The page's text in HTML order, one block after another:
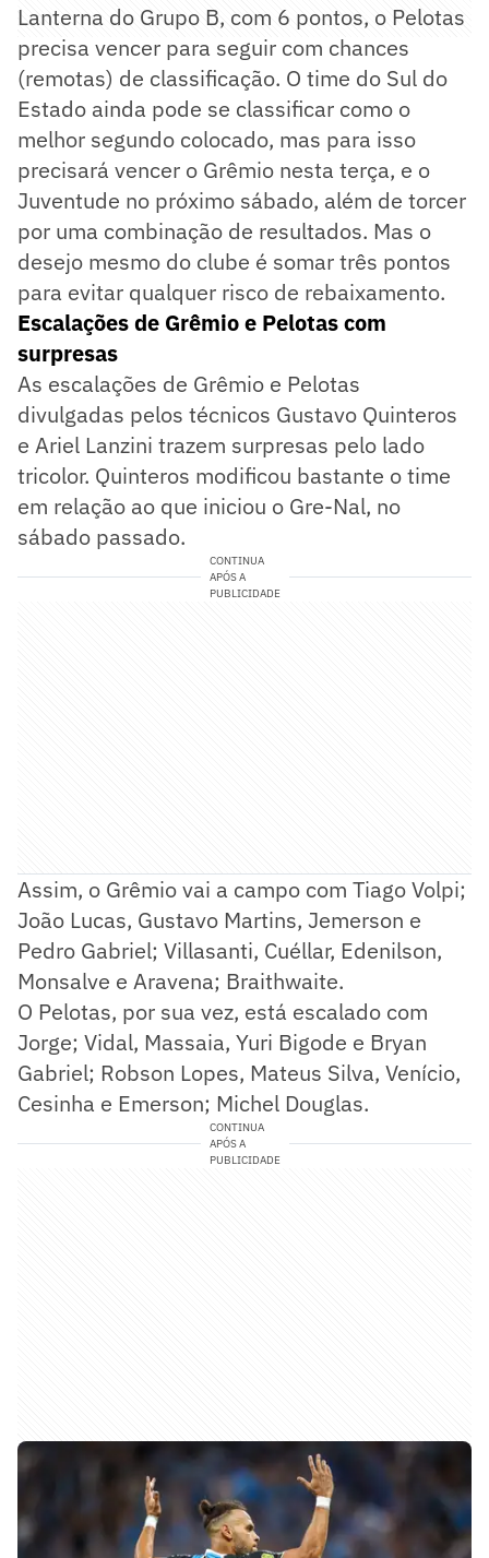
Lanterna do Grupo B, com 6 pontos, o Pelotas
precisa vencer para seguir com chances
(remotas) de classificação. O time do Sul do
Estado ainda pode se classificar como o
melhor segundo colocado, mas para isso
precisará vencer o Grêmio nesta terça, e o
Juventude no próximo sábado, além de torcer
por uma combinação de resultados. Mas o
desejo mesmo do clube é somar três pontos
para evitar qualquer risco de rebaixamento.
Escalações de Grêmio e Pelotas com
surpresas
As escalações de Grêmio e Pelotas
divulgadas pelos técnicos Gustavo Quinteros
e Ariel Lanzini trazem surpresas pelo lado
tricolor. Quinteros modificou bastante o time
em relação ao que iniciou o Gre-Nal, no
sábado passado.
CONTINUA
APÓS A
PUBLICIDADE
Assim, o Grêmio vai a campo com Tiago Volpi;
João Lucas, Gustavo Martins, Jemerson e
Pedro Gabriel; Villasanti, Cuéllar, Edenilson,
Monsalve e Aravena; Braithwaite.
O Pelotas, por sua vez, está escalado com
Jorge; Vidal, Massaia, Yuri Bigode e Bryan
Gabriel; Robson Lopes, Mateus Silva, Venício,
Cesinha e Emerson; Michel Douglas.
CONTINUA
APÓS A
PUBLICIDADE